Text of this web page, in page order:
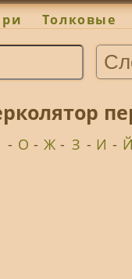
Толковые
- О - Ж - З - И - Й